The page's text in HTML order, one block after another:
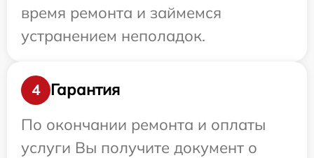
время ремонта и займемся
устранением неполадок.
4
Гарантия
По окончании ремонта и оплаты
услуги Вы получите документ о